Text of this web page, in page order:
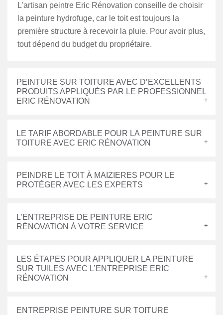
L’artisan peintre Eric Rénovation conseille de choisir
la peinture hydrofuge, car le toit est toujours la
première structure à recevoir la pluie. Pour avoir plus,
tout dépend du budget du propriétaire.
PEINTURE SUR TOITURE AVEC D’EXCELLENTS
PRODUITS APPLIQUÉS PAR LE PROFESSIONNEL
ERIC RÉNOVATION
LE TARIF ABORDABLE POUR LA PEINTURE SUR
TOITURE AVEC ERIC RÉNOVATION
PEINDRE LE TOIT À MAIZIERES POUR LE
PROTÉGER AVEC LES EXPERTS
L’ENTREPRISE DE PEINTURE ERIC
RÉNOVATION À VOTRE SERVICE
LES ÉTAPES POUR APPLIQUER LA PEINTURE
SUR TUILES AVEC L’ENTREPRISE ERIC
RÉNOVATION
ENTREPRISE PEINTURE SUR TOITURE